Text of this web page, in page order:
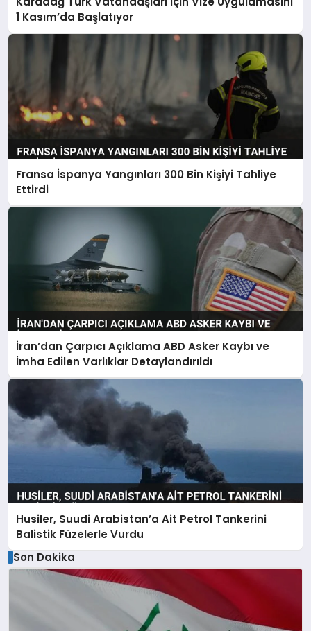
1 Kasım’da Başlatıyor
Fransa İspanya Yangınları 300 Bin Kişiyi Tahliye
Ettirdi
İran’dan Çarpıcı Açıklama ABD Asker Kaybı ve
İmha Edilen Varlıklar Detaylandırıldı
Husiler, Suudi Arabistan’a Ait Petrol Tankerini
Balistik Füzelerle Vurdu
Son Dakika